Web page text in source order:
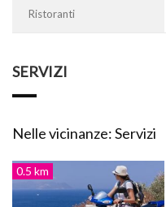
Ristoranti
SERVIZI
Nelle vicinanze: Servizi
0.5 km